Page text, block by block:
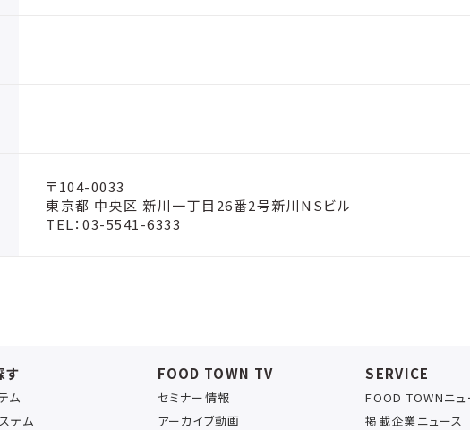
〒104-0033
東京都 中央区 新川一丁目26番2号新川NSビル
TEL：03-5541-6333
す
ム
テム
FOOD TOWN TV
セミナー情報
アーカイブ動画
SERVICE
FOOD TOWNニュ
掲載企業ニュース